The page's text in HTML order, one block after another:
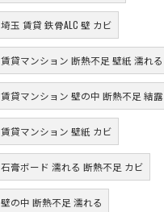
埼玉 賃貸 鉄骨ALC 壁 カビ
賃貸マンション 断熱不足 壁紙 濡れる
賃貸マンション 壁の中 断熱不足 結露
賃貸マンション 壁紙 カビ
石膏ボード 濡れる 断熱不足 カビ
壁の中 断熱不足 濡れる